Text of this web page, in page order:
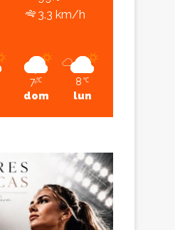
3.3 km/h
7 ℃
dom
8 ℃
lun